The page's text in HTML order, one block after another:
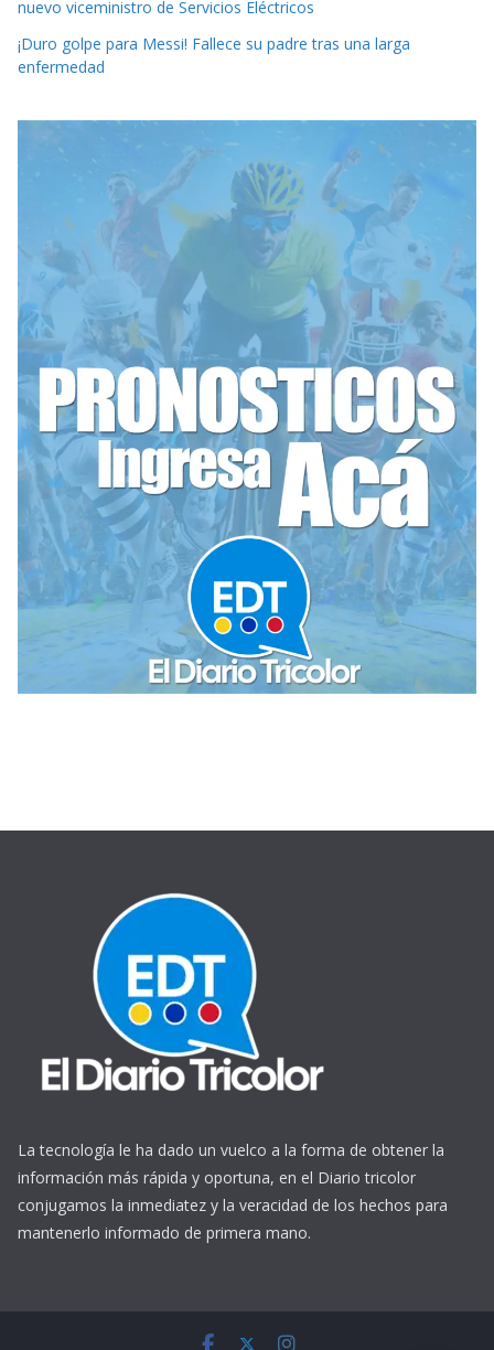
nuevo viceministro de Servicios Eléctricos
¡Duro golpe para Messi! Fallece su padre tras una larga
enfermedad
La tecnología le ha dado un vuelco a la forma de obtener la
información más rápida y oportuna, en el Diario tricolor
conjugamos la inmediatez y la veracidad de los hechos para
mantenerlo informado de primera mano.